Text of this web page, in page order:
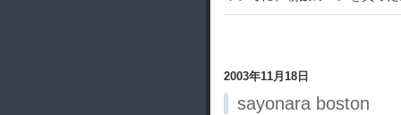
2003年11月18日
sayonara boston